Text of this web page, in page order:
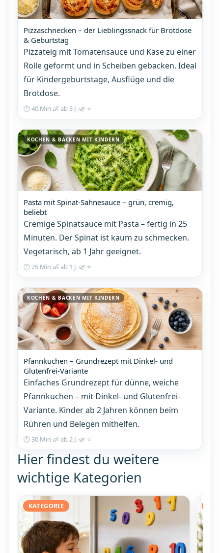
Pizzaschnecken – der Lieblingssnack für Brotdose
& Geburtstag
Pizzateig mit Tomatensauce und Käse zu einer
Rolle geformt und in Scheiben gebacken. Ideal
für Kindergeburtstage, Ausflüge und die
Brotdose.
🕐 40 Min·👶 ab 3 J.·🌿·⭐
KOCHEN & BACKEN MIT KINDERN
Pasta mit Spinat-Sahnesauce – grün, cremig,
beliebt
Cremige Spinatsauce mit Pasta – fertig in 25
Minuten. Der Spinat ist kaum zu schmecken.
Vegetarisch, ab 1 Jahr geeignet.
🕐 25 Min·👶 ab 1 J.·🌿·⭐
KOCHEN & BACKEN MIT KINDERN
Pfannkuchen – Grundrezept mit Dinkel- und
Glutenfrei-Variante
Einfaches Grundrezept für dünne, weiche
Pfannkuchen – mit Dinkel- und Glutenfrei-
Variante. Kinder ab 2 Jahren können beim
Rühren und Belegen mithelfen.
🕐 30 Min·👶 ab 2 J.·🌿·⭐
Hier findest du weitere
wichtige Kategorien
KATEGORIE